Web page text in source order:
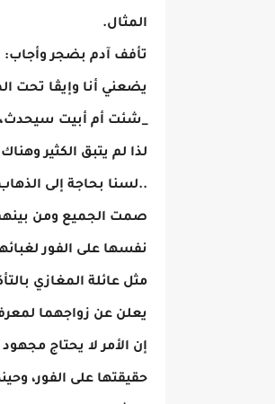
المثال.
تأفف آدم بضجر وأجاب:
يضعني أنا وإيڤا تحت
_شئت أم أبيت سيحدث،
لذا لم يتبق الكثير
..لسنا بحاجة إلى
صمت الجميع ومن
نفسها على الفور
مثل عائلة المغازي
يعلن عن زواجهما
إن الأمر لا يحتاج
حقيقتها على الفور،